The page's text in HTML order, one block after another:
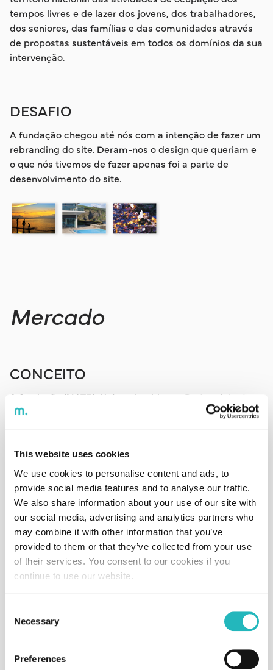
This website uses cookies
We use cookies to personalise content and ads, to
provide social media features and to analyse our traffic.
We also share information about your use of our site with
our social media, advertising and analytics partners who
may combine it with other information that you’ve
provided to them or that they’ve collected from your use
of their services. You consent to our cookies if you
continue to use our website.
Selection
Necessary
Preferences
tempos livres e de lazer dos jovens, dos trabalhadores,
dos seniores, das famílias e das comunidades através
de propostas sustentáveis em todos os domínios da sua
intervenção.
DESAFIO
A fundação chegou até nós com a intenção de fazer um
rebranding do site. Deram-nos o design que queriam e
o que nós tivemos de fazer apenas foi a parte de
desenvolvimento do site.
Mercado
CONCEITO
A fundação INATEL já é conhecida em Portugal, tanto
que acham que está na hora de mudar um pouco a sua
imagem. Início do ano, nova cara para mostrar ao seu
O desenvolvimento começou logo que o cliente nos
passou o design que ele tinham para o novo site.
Passado os ficheiros os nossos desenvolvedores